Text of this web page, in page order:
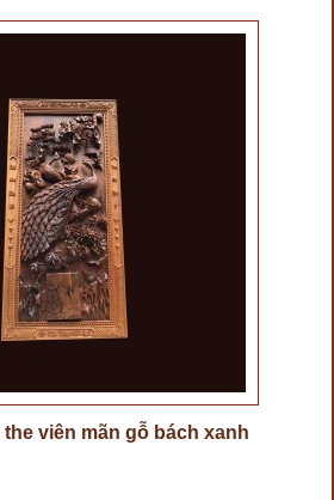
viên mãn gỗ bách xanh